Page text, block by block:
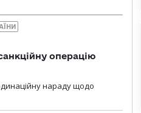
операцію
нараду щодо